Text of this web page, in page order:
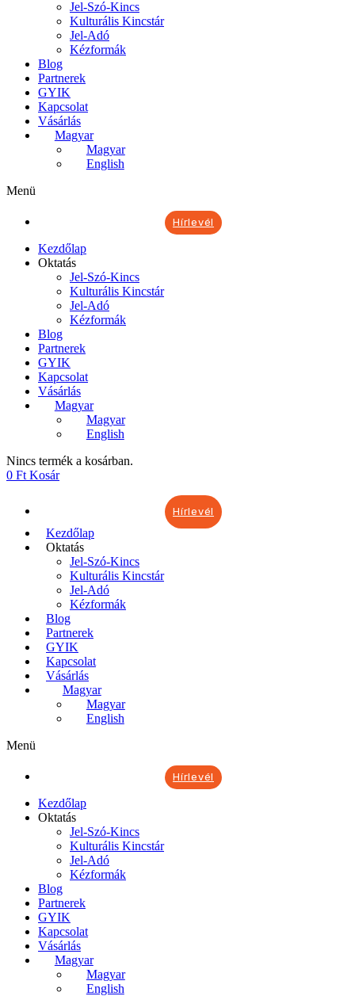
Jel-Szó-Kincs
Kulturális Kincstár
Jel-Adó
Kézformák
Blog
Partnerek
GYIK
Kapcsolat
Vásárlás
Magyar
Magyar
English
Menü
Hírlevél
Kezdőlap
Oktatás
Jel-Szó-Kincs
Kulturális Kincstár
Jel-Adó
Kézformák
Blog
Partnerek
GYIK
Kapcsolat
Vásárlás
Magyar
Magyar
English
Nincs termék a kosárban.
0 Ft Kosár
Hírlevél
Kezdőlap
Oktatás
Jel-Szó-Kincs
Kulturális Kincstár
Jel-Adó
Kézformák
Blog
Partnerek
GYIK
Kapcsolat
Vásárlás
Magyar
Magyar
English
Menü
Hírlevél
Kezdőlap
Oktatás
Jel-Szó-Kincs
Kulturális Kincstár
Jel-Adó
Kézformák
Blog
Partnerek
GYIK
Kapcsolat
Vásárlás
Magyar
Magyar
English